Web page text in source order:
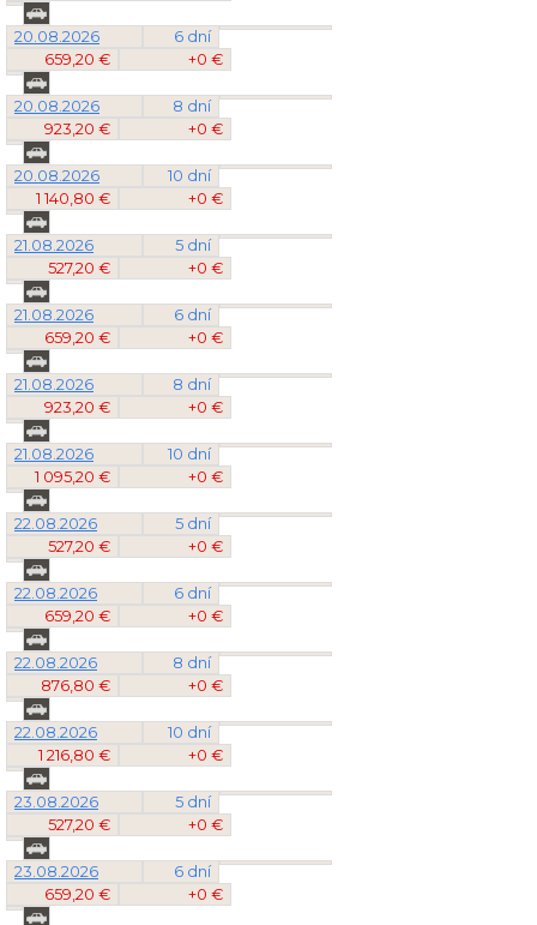
20.08.2026
6 dní
659,20 €
+0 €
20.08.2026
8 dní
923,20 €
+0 €
20.08.2026
10 dní
1 140,80 €
+0 €
21.08.2026
5 dní
527,20 €
+0 €
21.08.2026
6 dní
659,20 €
+0 €
21.08.2026
8 dní
923,20 €
+0 €
21.08.2026
10 dní
1 095,20 €
+0 €
22.08.2026
5 dní
527,20 €
+0 €
22.08.2026
6 dní
659,20 €
+0 €
22.08.2026
8 dní
876,80 €
+0 €
22.08.2026
10 dní
1 216,80 €
+0 €
23.08.2026
5 dní
527,20 €
+0 €
23.08.2026
6 dní
659,20 €
+0 €